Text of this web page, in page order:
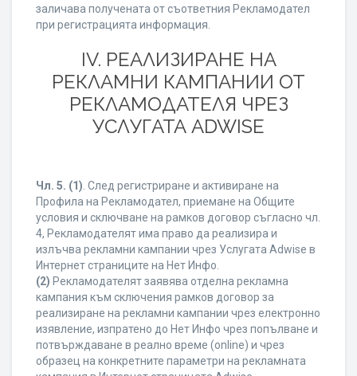
заличава получената от съответния Рекламодател
при регистрацията информация.
IV. РЕАЛИЗИРАНЕ НА
РЕКЛАМНИ КАМПАНИИ ОТ
РЕКЛАМОДАТЕЛЯ ЧРЕЗ
УСЛУГАТА ADWISE
Чл. 5. (1) . След регистриране и активиране на
Профила на Рекламодател, приемане на Общите
условия и сключване на рамков договор съгласно чл.
4, Рекламодателят има право да реализира и
излъчва рекламни кампании чрез Услугата Adwise в
Интернет страниците на Нет Инфо.
(2) Рекламодателят заявява отделна рекламна
кампания към сключения рамков договор за
реализиране на рекламни кампании чрез електронно
изявление, изпратено до Нет Инфо чрез попълване и
потвърждаване в реално време (online) и чрез
образец на конкретните параметри на рекламната